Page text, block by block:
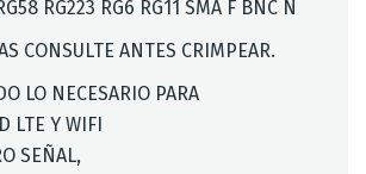
RG223 RG6 RG11 SMA F BNC N
CONSULTE ANTES CRIMPEAR.
LO NECESARIO PARA
LTE Y WIFI
SEÑAL,